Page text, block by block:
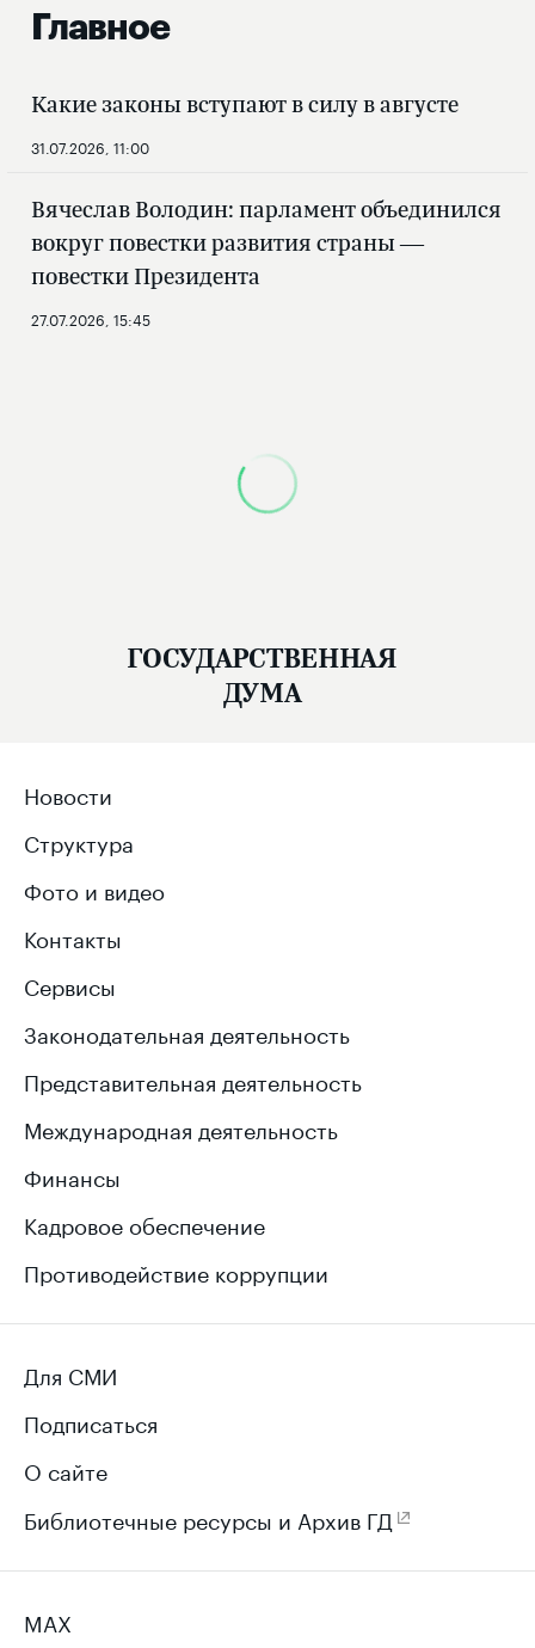
Главное
Какие законы вступают в силу в августе
31.07.2026, 11:00
Вячеслав Володин: парламент объединился
вокруг повестки развития страны —
повестки Президента
27.07.2026, 15:45
Дневное пленарное
заседание Госдумы
21.04.2017, 00:00
На дневном пленарном заседании
Пакет из трёх законопроектов представил
Российской Федерации в Государственной Думе
Первый, проект конституционного закона
№
120319–7
О внесении изменения в статью
30 Федерального конституционного закона
„О референдуме Российской Федерации
(о приведении нормы в соответствие
со структурой федеральных органов
„ О внесении изменений в отдельные
законодательные акты Российской Федерации“
законов в соответствие со структурой
федеральных органов исполнительной власти,
изменившейся в связи с изданием Указа
Президента Российской Федерации от 4 апреля
2016 года № 151 „О Федеральном архивном
агентстве
“. Третий, №120374–7
„О внесении изменения в статью 150 части
Федерации